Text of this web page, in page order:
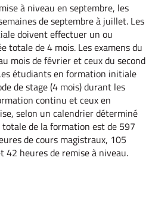
à niveau en septembre, les
de septembre à juillet. Les
doivent effectuer un ou
totale de 4 mois. Les examens du
mois de février et ceux du second
étudiants en formation initiale
de stage (4 mois) durant les
continu et ceux en
selon un calendrier déterminé
totale de la formation est de 597
de cours magistraux, 105
42 heures de remise à niveau.